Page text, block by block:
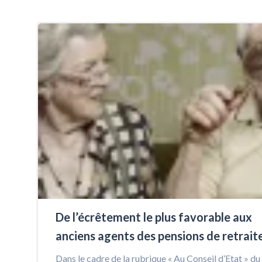
De l’écrêtement le plus favorable aux
anciens agents des pensions de
Dans le cadre de la rubrique « Au Conseil d’Etat » du